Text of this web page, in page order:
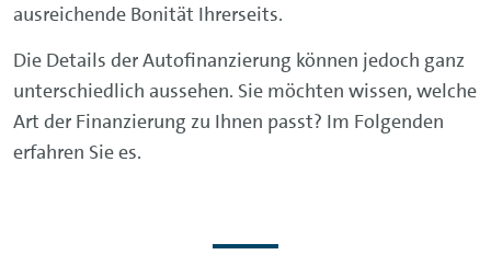
ausreichende Bonität Ihrerseits.
Die Details der Autofinanzierung können jedoch ganz
unterschiedlich aussehen. Sie möchten wissen, welche
Art der Finanzierung zu Ihnen passt? Im Folgenden
erfahren Sie es.